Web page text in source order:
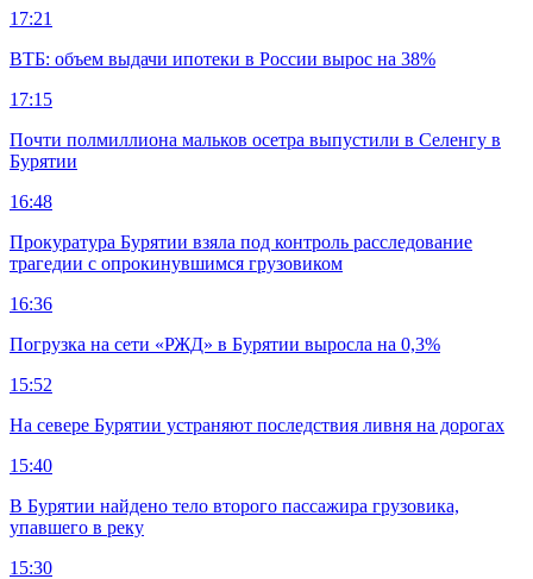
17:21
ВТБ: объем выдачи ипотеки в России вырос на 38%
17:15
Почти полмиллиона мальков осетра выпустили в Селенгу в
Бурятии
16:48
Прокуратура Бурятии взяла под контроль расследование
трагедии с опрокинувшимся грузовиком
16:36
Погрузка на сети «РЖД» в Бурятии выросла на 0,3%
15:52
На севере Бурятии устраняют последствия ливня на дорогах
15:40
В Бурятии найдено тело второго пассажира грузовика,
упавшего в реку
15:30